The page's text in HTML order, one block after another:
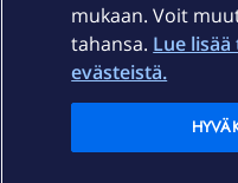
Ajankohtaista
Elisa Oyj
mukaan. Voit
tahansa. Lue
evästeistä.